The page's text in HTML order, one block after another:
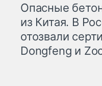
Опасные
из Китая. В
отозвали
Dongfeng и